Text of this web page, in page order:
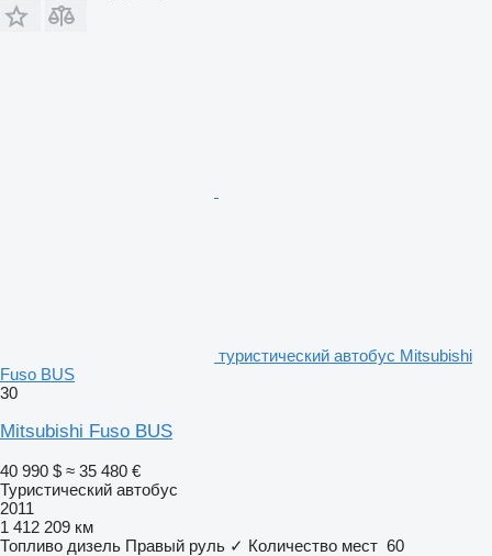
туристический автобус Mitsubishi
Fuso BUS
30
Mitsubishi Fuso BUS
40 990 $ ≈ 35 480 €
Туристический автобус
2011
1 412 209 км
Топливо дизель Правый руль ✓ Количество мест 60